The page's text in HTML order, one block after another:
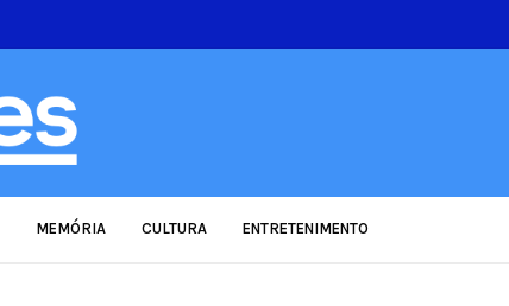
MEMÓRIA CULTURA ENTRETENIMENTO